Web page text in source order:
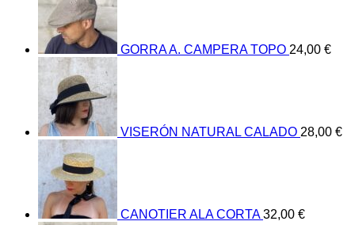
GORRA A. CAMPERA TOPO 24,00 €
VISERÓN NATURAL CALADO 28,00 €
CANOTIER ALA CORTA 32,00 €